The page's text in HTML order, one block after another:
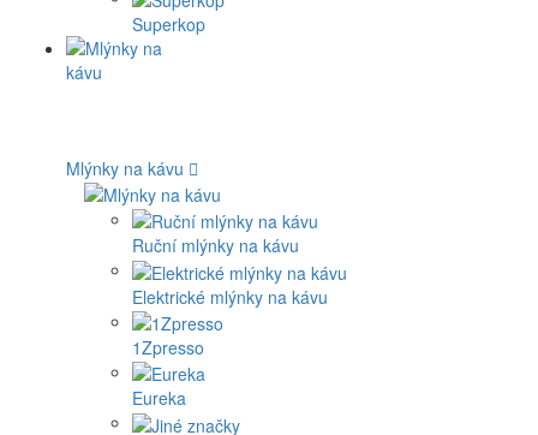
Superkop
Mlýnky na kávu
Ruční mlýnky na kávu
Elektrické mlýnky na kávu
1Zpresso
Eureka